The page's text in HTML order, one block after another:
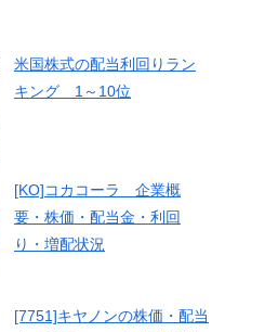
米国株式の配当利回りラン
キング 1～10位
[KO]コカコーラ 企業概
要・株価・配当金・利回
り・増配状況
[7751]キヤノンの株価・配当